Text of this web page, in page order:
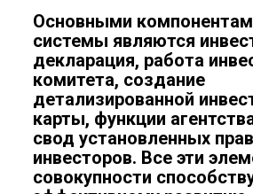
Основными
системы являются
декларация, работа
комитета, создание
детализированной
карты, функции
свод установленных
инвесторов. Все эти
совокупности